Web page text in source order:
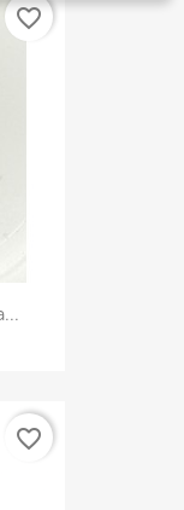
favorite_border
favorite_border